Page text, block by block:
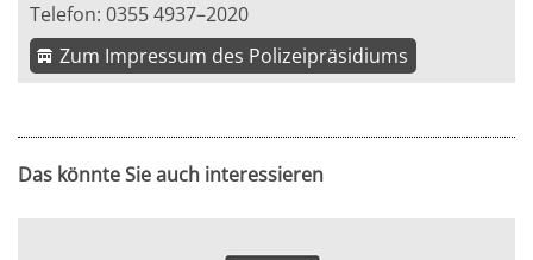
Telefon: 0355 4937–2020
Zum Impressum des Polizeipräsidiums
Das könnte Sie auch interessieren